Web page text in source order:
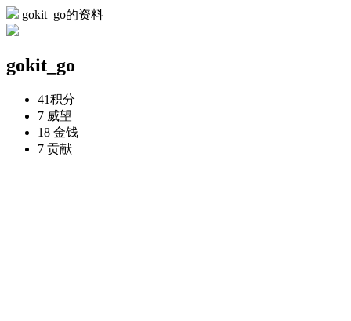
gokit_go的资料
gokit_go
41积分
7 威望
18 金钱
7 贡献